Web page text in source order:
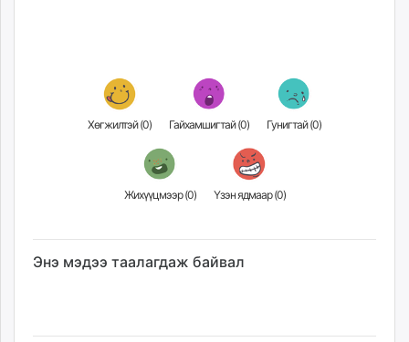
Хөгжилтэй (0) Гайхамшигтай (0) Гунигтай (0)
Жихүүцмээр (0) Үзэн ядмаар (0)
Энэ мэдээ таалагдаж байвал